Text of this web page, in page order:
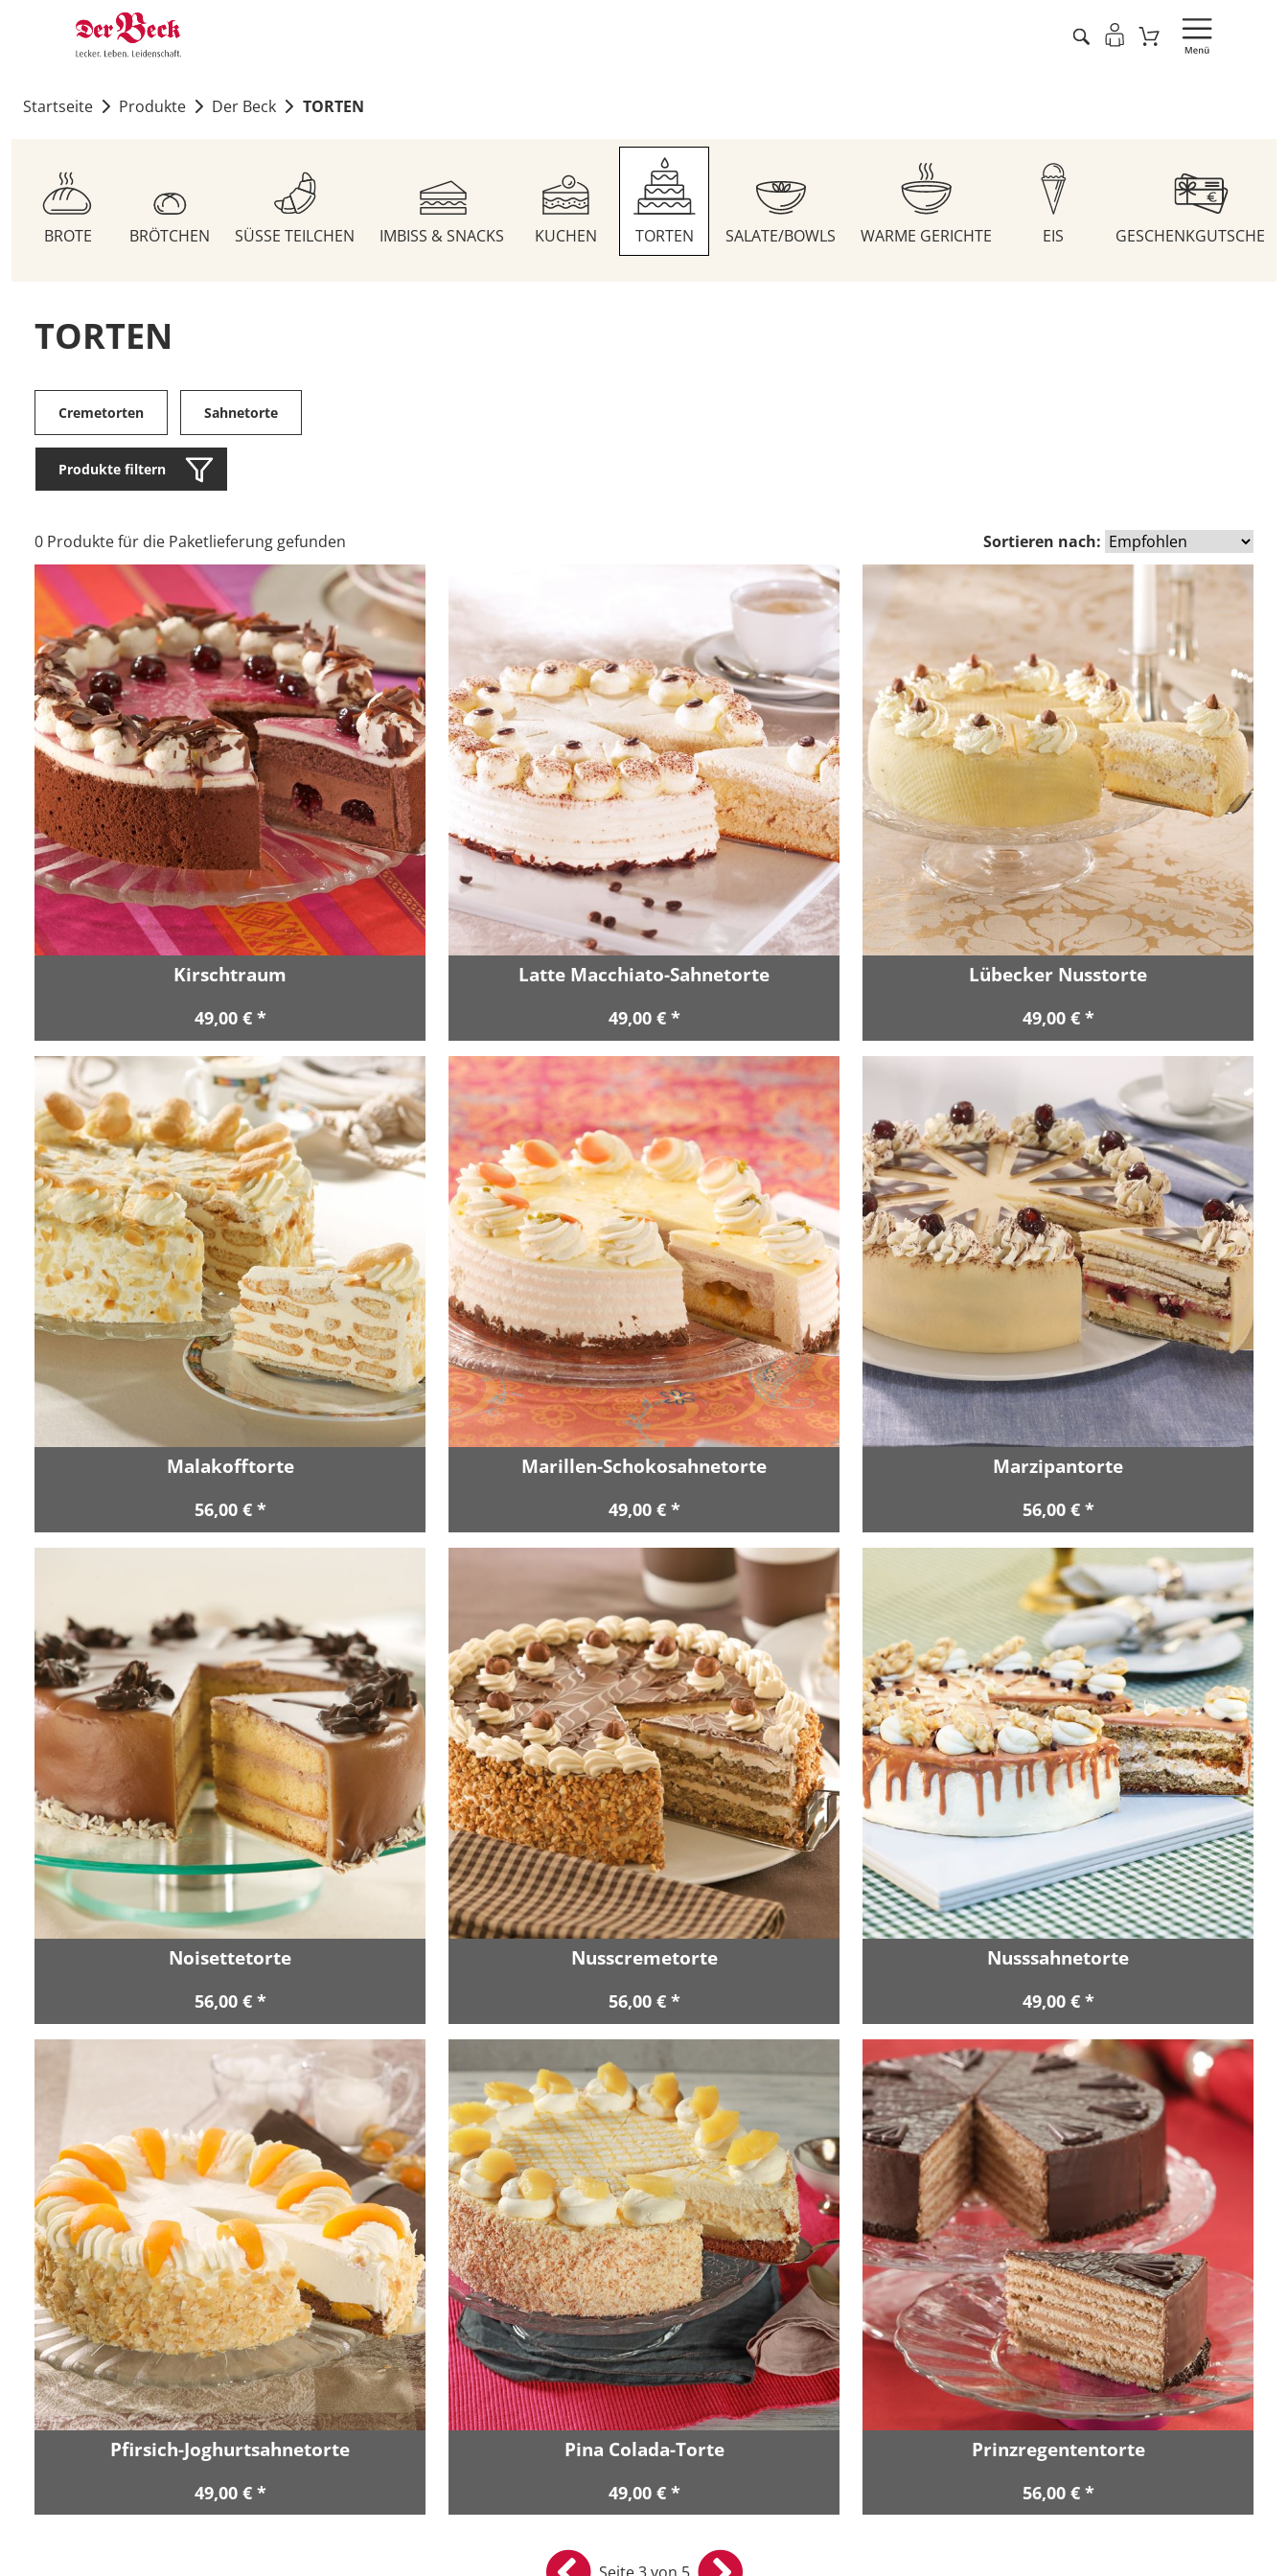
Startseite Produkte Der Beck TORTEN
BROTE BRÖTCHEN SÜSSE TEILCHEN IMBISS & SNACKS KUCHEN TORTEN SALATE/BOWLS WARME GERICHTE EIS GESCHENKGUTSCHEINE
TORTEN
Cremetorten Sahnetorte
Produkte filtern
0 Produkte für die Paketlieferung gefunden Sortieren nach:
Kirschtraum
49,00 € *
Latte Macchiato-Sahnetorte
49,00 € *
Lübecker Nusstorte
49,00 € *
Malakofftorte
56,00 € *
Marillen-Schokosahnetorte
49,00 € *
Marzipantorte
56,00 € *
Noisettetorte
56,00 € *
Nusscremetorte
56,00 € *
Nusssahnetorte
49,00 € *
Pfirsich-Joghurtsahnetorte
49,00 € *
Pina Colada-Torte
49,00 € *
Prinzregententorte
56,00 € *